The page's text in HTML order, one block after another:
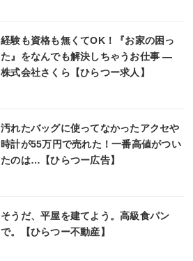
経験も資格も無くてOK！『お家の困っ
た』をなんでも解決しちゃうお仕事 ―
株式会社さくら【ひらつー求人】
汚れたバッグに使ってなかったアクセや
時計が55万円で売れた！一番高値がつい
たのは…【ひらつー広告】
そうだ、平屋を建てよう。高級食パン
で。【ひらつー不動産】